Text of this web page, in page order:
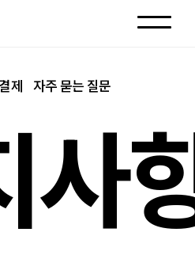
제 자주 묻는 질문
사